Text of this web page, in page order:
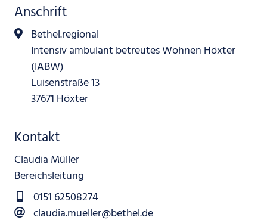
Anschrift
Bethel.regional
Intensiv ambulant betreutes Wohnen Höxter
(IABW)
Luisenstraße 13
37671 Höxter
Kontakt
Claudia Müller
Bereichsleitung
0151 62508274
claudia.mueller@bethel.de